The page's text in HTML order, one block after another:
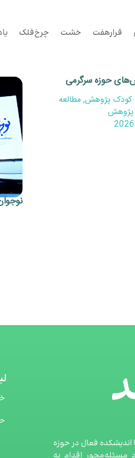
قرارهفت خشت چرخ‌فلک
حوزه سرگرمی
کودک پژوهش,مطالعه
پژوهش
اندیشکده فعال در حوزه